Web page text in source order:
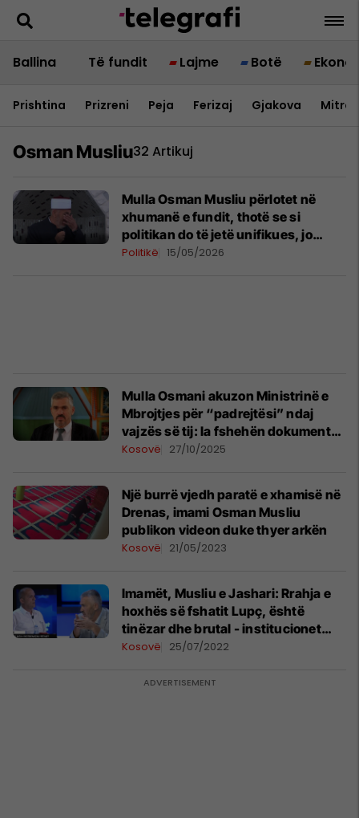
Ballina Të fundit Lajme Botë
Prishtina Prizreni Peja Ferizaj Gjakova
Osman Musliu32 Artikuj
Mulla Osman Musliu përlotet në
xhumanë e fundit, thotë se si
politikan do të jetë unifikues, jo
përçarës
Politikë 15/05/2026
Mulla Osmani akuzon Ministrinë e
Mbrojtjes për “padrejtësi” ndaj
vajzës së tij: Ia fshehën dokumentet
e aplikimit
Kosovë 27/10/2025
Një burrë vjedh paratë e xhamisë në
Drenas, imami Osman Musliu
publikon videon duke thyer arkën
Kosovë 21/05/2023
Imamët, Musliu e Jashari: Rrahja e
hoxhës së fshatit Lupç, është
tinëzar dhe brutal - institucionet
duhet të reagojnë
Kosovë 25/07/2022